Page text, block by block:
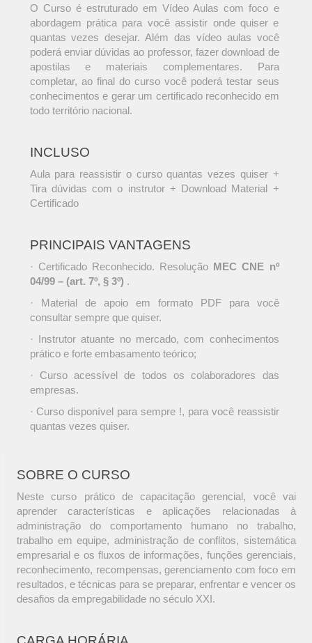
O Curso é estruturado em Vídeo Aulas com foco e
abordagem prática para você assistir onde quiser e
quantas vezes desejar. Além das vídeo aulas você
poderá enviar dúvidas ao professor, fazer download de
apostilas e materiais complementares. Para
completar, ao final do curso você poderá testar seus
conhecimentos e gerar um certificado reconhecido em
todo território nacional.
INCLUSO
Aula para reassistir o curso quantas vezes quiser +
Tira dúvidas com o instrutor + Download Material +
Certificado
PRINCIPAIS VANTAGENS
· Certificado Reconhecido. Resolução MEC CNE nº
04/99 – (art. 7º, § 3º) .
· Material de apoio em formato PDF para você
consultar sempre que quiser.
· Instrutor atuante no mercado, com conhecimentos
prático e forte embasamento teórico;
· Curso acessível de todos os colaboradores das
empresas.
· Curso disponível para sempre !, para você reassistir
quantas vezes quiser.
SOBRE O CURSO
Neste curso prático de capacitação gerencial, você vai
aprender características e aplicações relacionadas à
administração do comportamento humano no trabalho,
trabalho em equipe, administração de conflitos, sistemática
empresarial e os fluxos de informações, funções gerenciais,
reconhecimento, recompensas, gerenciamento com foco em
resultados, e técnicas para se preparar, enfrentar e vencer os
desafios da empregabilidade no século XXI.